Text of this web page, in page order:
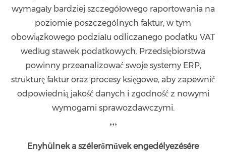
wymagały bardziej szczegółowego raportowania na
poziomie poszczególnych faktur, w tym
obowiązkowego podziału odliczanego podatku VAT
według stawek podatkowych. Przedsiębiorstwa
powinny przeanalizować swoje systemy ERP,
strukturę faktur oraz procesy księgowe, aby zapewnić
odpowiednią jakość danych i zgodność z nowymi
wymogami sprawozdawczymi.
***
Enyhülnek a szélerőművek engedélyezésére